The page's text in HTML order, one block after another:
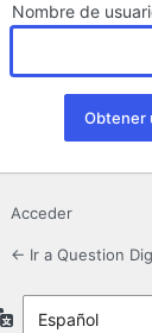
Nombre de
Acceder
← Ir a Question
Idioma